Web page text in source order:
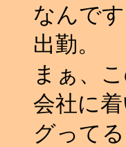
なんで
出勤。
まぁ、
会社に
グって